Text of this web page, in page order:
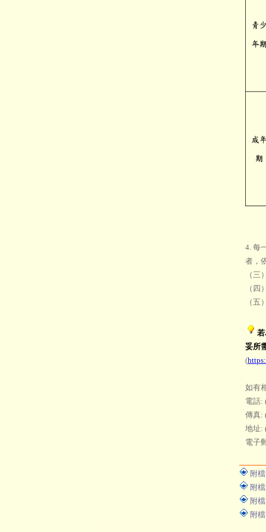
4. 每
者，
（
（四
（
妥所
(
如有
電話:
傳真:
地址:
電子
附
附
附
附